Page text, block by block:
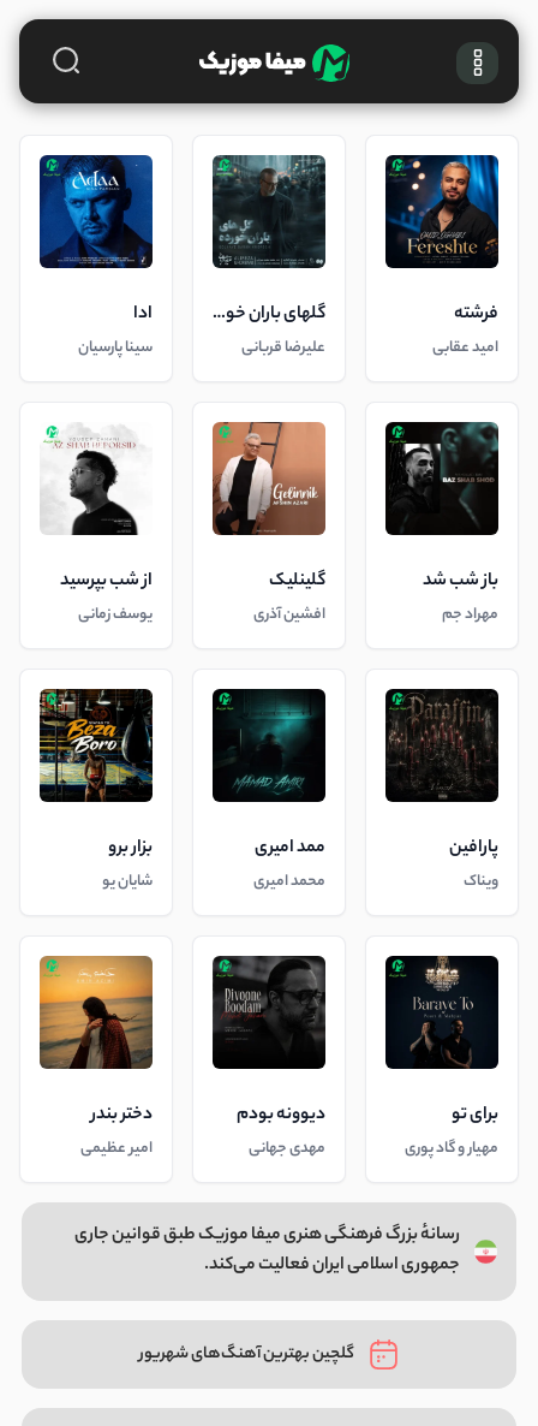
فرشته
امید عقابی
گلهای باران خورده
علیرضا قربانی
ادا
سینا پارسیان
باز شب شد
مهراد جم
گلینلیک
افشین آذری
از شب بپرسید
یوسف زمانی
پارافین
ویناک
ممد امیری
محمد امیری
بزار برو
شایان یو
برای تو
مهیار و گاد پوری
دیوونه بودم
مهدی جهانی
دختر بندر
امیر عظیمی
رسانهٔ بزرگ فرهنگی هنری میفا موزیک طبق قوانین جاری
جمهوری اسلامی ایران فعالیت می‌کند.
گلچین بهترین آهنگ‌های شهریور